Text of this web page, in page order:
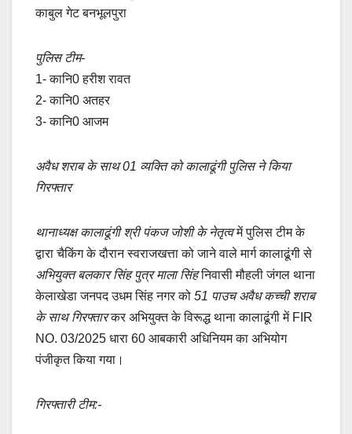
काबुल गेट बनभूलपुरा
पुलिस टीम-
1- कानि0 हरीश रावत
2- कानि0 अतहर
3- कानि0 आजम
अवैध शराब के साथ 01 व्यक्ति को कालाढूंगी पुलिस ने किया
गिरफ्तार
थानाध्यक्ष कालाढूंगी श्री पंकज जोशी के नेतृत्वमें पुलिस टीम के
द्वारा चैकिंग के दौरान स्वराजखत्ता को जाने वाले मार्ग कालाढूंगी से
अभियुक्त बलकार सिंह पुत्र माला सिंहनिवासी मौहली जंगल थाना
केलाखेडा जनपद उधम सिंह नगर को 51 पाउच अवैध कच्ची शराब
के साथ गिरफ्तारकर अभियुक्त के विरूद्ध थाना कालाढूंगी में FIR
NO. 03/2025 धारा 60 आबकारी अधिनियम का अभियोग
पंजीकृत किया गया।
गिरफ्तारी टीम:-